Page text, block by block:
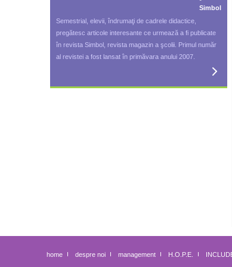
Simbol
Semestrial, elevii, îndrumaţi de cadrele didactice,
pregătesc articole interesante ce urmează a fi publicate
în revista Simbol, revista magazin a şcolii. Primul număr
al revistei a fost lansat în primăvara anului 2007.
home despre noi management H.O.P.E.